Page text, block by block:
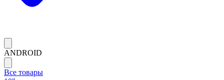
ANDROID
Все товары